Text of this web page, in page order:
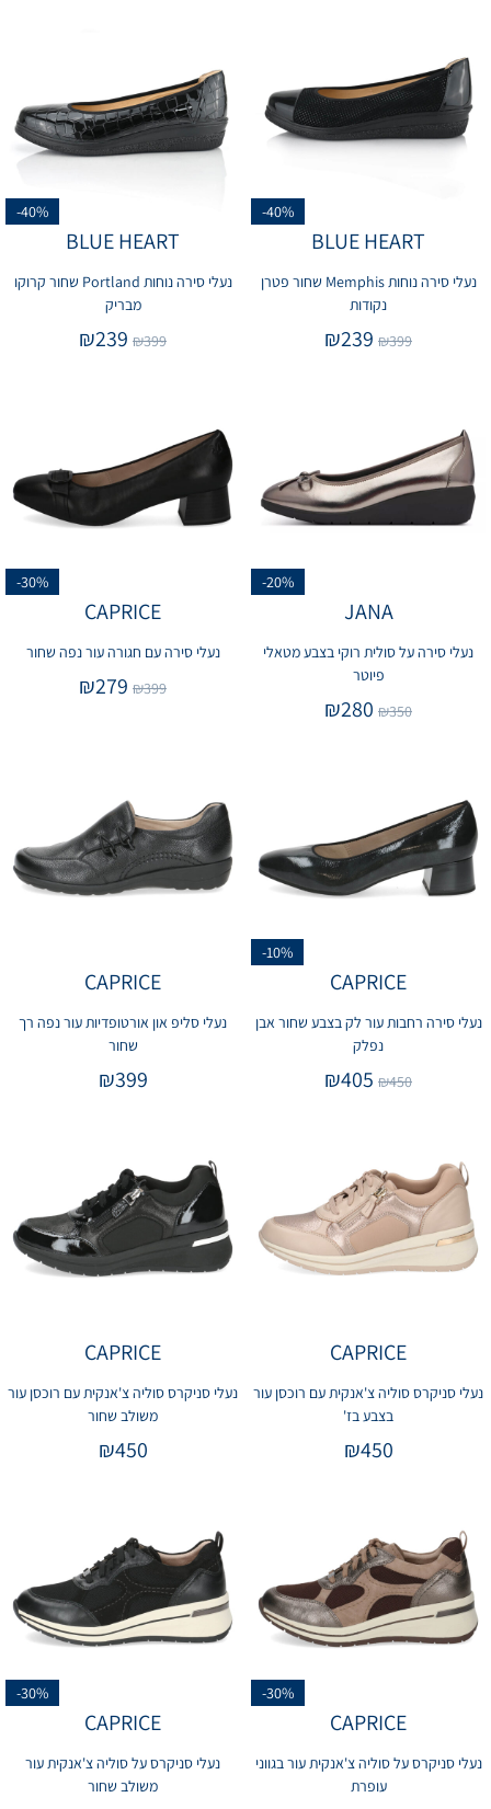
-40%
BLUE HEART
נעלי סירה נוחות Memphis שחור פטרן
נקודות
₪399
₪239
-40%
BLUE HEART
נעלי סירה נוחות Portland שחור קרוקו
מבריק
₪399
₪239
-20%
JANA
נעלי סירה על סולית רוקי בצבע מטאלי
פיוטר
₪350
₪280
-30%
CAPRICE
נעלי סירה עם חגורה עור נפה שחור
₪399
₪279
-10%
CAPRICE
נעלי סירה רחבות עור לק בצבע שחור אבן
נפלק
₪450
₪405
CAPRICE
נעלי סליפ און אורטופדיות עור נפה רך
שחור
₪399
CAPRICE
נעלי סניקרס סוליה צ'אנקית עם רוכסן עור
בצבע בז'
₪450
CAPRICE
נעלי סניקרס סוליה צ'אנקית עם רוכסן עור
משולב שחור
₪450
-30%
CAPRICE
נעלי סניקרס על סוליה צ'אנקית עור בגווני
עופרת
-30%
CAPRICE
נעלי סניקרס על סוליה צ'אנקית עור
משולב שחור